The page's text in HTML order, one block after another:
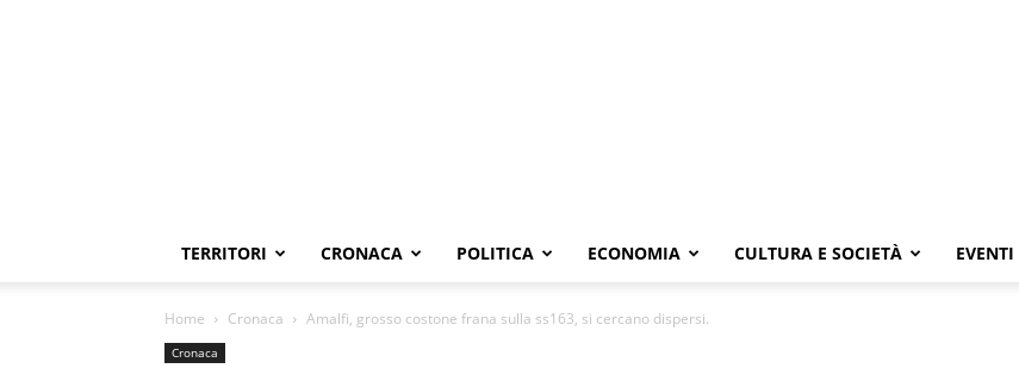
TERRITORI CRONACA POLITICA ECONOMIA CULTURA E SOCIETÀ EVENTI
Home Cronaca Amalfi, grosso costone frana sulla ss163, si cercano dispersi.
Cronaca